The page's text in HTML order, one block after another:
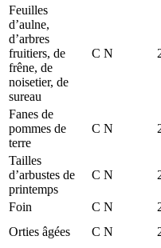
Feuilles
d’aulne,
d’arbres
fruitiers, de
frêne, de
noisetier, de
sureau
C N
Fanes de
pommes de
terre
C N
Tailles
d’arbustes de
printemps
C N
Foin C N
Orties âgées
C N